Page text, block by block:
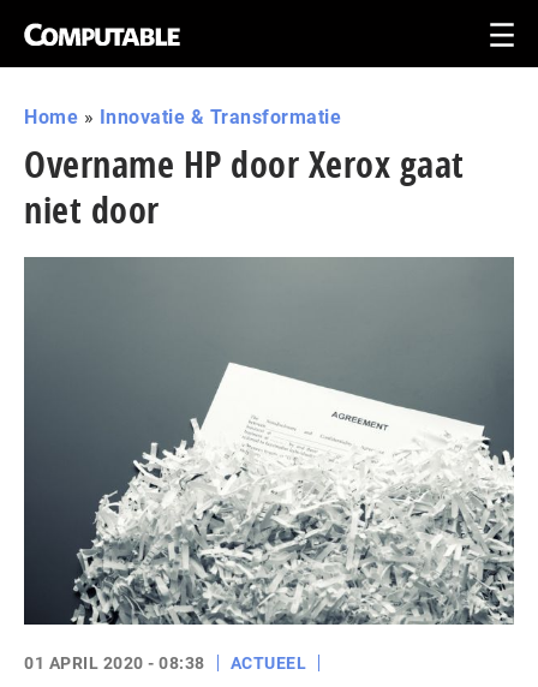
Home » Innovatie & Transformatie
Overname HP door Xerox gaat
niet door
01 APRIL 2020 - 08:38
ACTUEEL